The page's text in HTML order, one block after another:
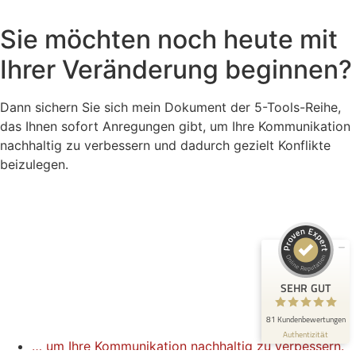
Sie möchten noch heute mit
Ihrer Veränderung beginnen?
Dann sichern Sie sich mein Dokument der 5-Tools-Reihe,
das Ihnen sofort Anregungen gibt, um Ihre Kommunikation
nachhaltig zu verbessern und dadurch gezielt Konflikte
beizulegen.
… um Ihre Kommunikation nachhaltig zu verbessern.
SEHR GUT
81 Kundenbewertungen
Authentizität
Kundenbewertungen und Erfahrungen zu
CHANGING EMOTIONS
21
Bewertungen auf
ProvenExpert.com
Blick aufs ProvenExpert-Profil werfen
20.6.2026